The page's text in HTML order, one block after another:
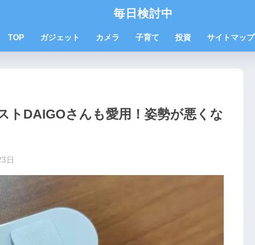
毎日検討中
TOP ガジェット カメラ 子育て 投資 サイトマップ
トDAIGOさんも愛用！姿勢が悪くな
日